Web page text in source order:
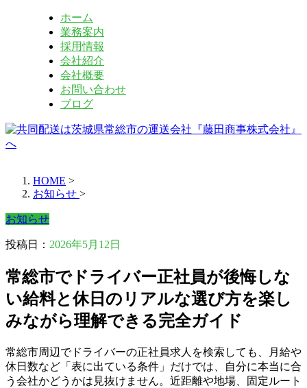
ホーム
業務案内
採用情報
会社紹介
会社概要
お問い合わせ
ブログ
HOME >
お知らせ >
お知らせ
投稿日： 2026年5月12日
常総市でドライバー正社員が後悔しな
い給料と休日のリアルな選び方を楽し
みながら理解できる完全ガイド
常総市周辺でドライバーの正社員求人を検索しても、月給や
休日数など「表に出ている条件」だけでは、自分に本当に合
う会社かどうかは見抜けません。近距離や地場、固定ルート